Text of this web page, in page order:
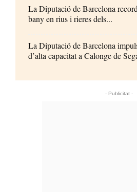
La Diputació de Barcelona
bany en rius i rieres dels...
La Diputació de Barcelona
d’alta capacitat a Calonge de
- Publicitat -